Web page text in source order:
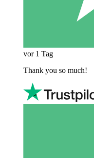
vor 1 Tag
Thank you so much!